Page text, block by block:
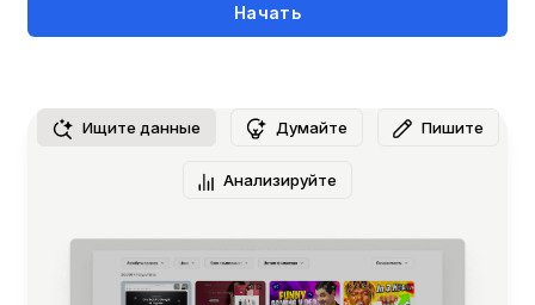
Начать
Ищите данные Думайте Пишите
Анализируйте